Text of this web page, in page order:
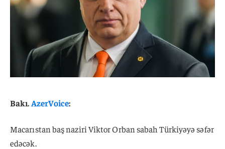
Bakı.AzerVoice:
Macarıstan baş naziri Viktor Orban sabah Türkiyəyə səfər
edəcək.